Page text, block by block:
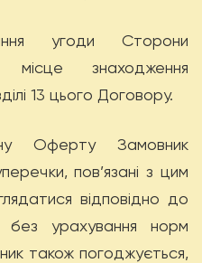
угоди Сторони
місце знаходження
13 цього Договору.
Оферту Замовник
пов’язані з цим
відповідно до
без урахування норм
також погоджується,